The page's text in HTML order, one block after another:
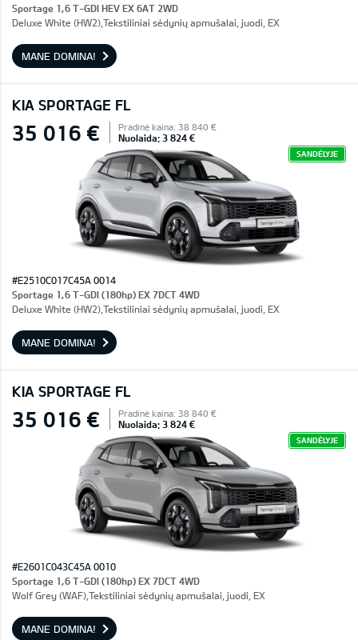
Sportage 1,6 T-GDI HEV EX 6AT 2WD
Deluxe White (HW2),Tekstiliniai sėdynių apmušalai, juodi, EX
MANE DOMINA!
KIA SPORTAGE FL
35 016 € Pradinė kaina: 38 840 €
Nuolaida: 3 824 €
SANDĖLYJE
#E2510C017C45A 0014
Sportage 1,6 T-GDI (180hp) EX 7DCT 4WD
Deluxe White (HW2),Tekstiliniai sėdynių apmušalai, juodi, EX
MANE DOMINA!
KIA SPORTAGE FL
35 016 € Pradinė kaina: 38 840 €
Nuolaida: 3 824 €
SANDĖLYJE
#E2601C043C45A 0010
Sportage 1,6 T-GDI (180hp) EX 7DCT 4WD
Wolf Grey (WAF),Tekstiliniai sėdynių apmušalai, juodi, EX
MANE DOMINA!